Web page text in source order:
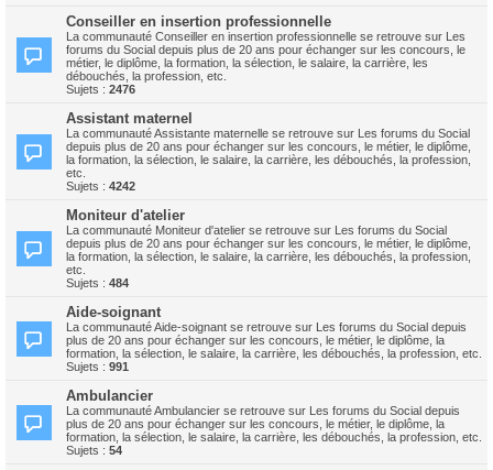
Conseiller en insertion professionnelle
La communauté Conseiller en insertion professionnelle se retrouve sur Les
forums du Social depuis plus de 20 ans pour échanger sur les concours, le
métier, le diplôme, la formation, la sélection, le salaire, la carrière, les
débouchés, la profession, etc.
Sujets : 2476
Assistant maternel
La communauté Assistante maternelle se retrouve sur Les forums du Social
depuis plus de 20 ans pour échanger sur les concours, le métier, le diplôme,
la formation, la sélection, le salaire, la carrière, les débouchés, la profession,
etc.
Sujets : 4242
Moniteur d'atelier
La communauté Moniteur d'atelier se retrouve sur Les forums du Social
depuis plus de 20 ans pour échanger sur les concours, le métier, le diplôme,
la formation, la sélection, le salaire, la carrière, les débouchés, la profession,
etc.
Sujets : 484
Aide-soignant
La communauté Aide-soignant se retrouve sur Les forums du Social depuis
plus de 20 ans pour échanger sur les concours, le métier, le diplôme, la
formation, la sélection, le salaire, la carrière, les débouchés, la profession, etc.
Sujets : 991
Ambulancier
La communauté Ambulancier se retrouve sur Les forums du Social depuis
plus de 20 ans pour échanger sur les concours, le métier, le diplôme, la
formation, la sélection, le salaire, la carrière, les débouchés, la profession, etc.
Sujets : 54